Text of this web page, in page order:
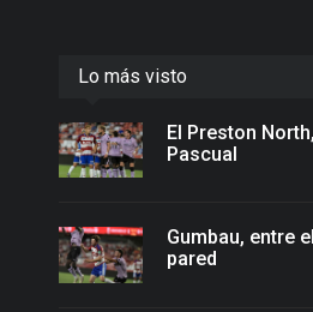
Lo más visto
El Preston
Pascual
Gumbau, entre
pared